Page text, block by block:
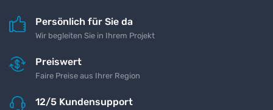
Persönlich für Sie da
Wir begleiten Sie in Ihrem Projekt
Preiswert
Faire Preise aus Ihrer Region
12/5 Kundensupport